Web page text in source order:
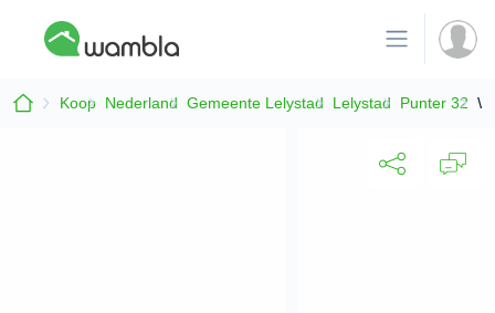
Koop Nederland Gemeente Lelystad Lelystad Punter 32